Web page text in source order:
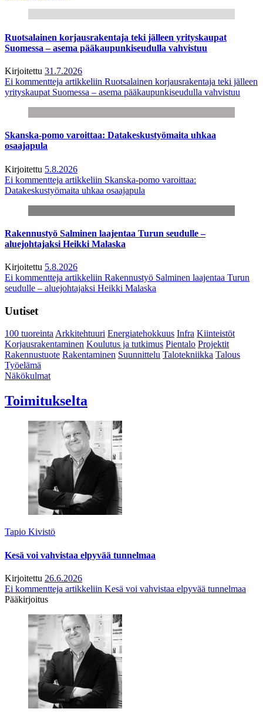
Ruotsalainen korjausrakentaja teki jälleen yrityskaupat
Suomessa – asema pääkaupunkiseudulla vahvistuu
Kirjoitettu 31.7.2026
Ei kommentteja artikkeliin Ruotsalainen korjausrakentaja teki jälleen
yrityskaupat Suomessa – asema pääkaupunkiseudulla vahvistuu
Skanska-pomo varoittaa: Datakeskustyömaita uhkaa
osaajapula
Kirjoitettu 5.8.2026
Ei kommentteja artikkeliin Skanska-pomo varoittaa:
Datakeskustyömaita uhkaa osaajapula
Rakennustyö Salminen laajentaa Turun seudulle –
aluejohtajaksi Heikki Malaska
Kirjoitettu 5.8.2026
Ei kommentteja artikkeliin Rakennustyö Salminen laajentaa Turun
seudulle – aluejohtajaksi Heikki Malaska
Uutiset
100 tuoreintaArkkitehtuuri Energiatehokkuus Infra Kiinteistöt
Korjausrakentaminen Koulutus ja tutkimus Pientalo Projektit
Rakennustuote Rakentaminen Suunnittelu Talotekniikka Talous
Työelämä
Näkökulmat
Toimitukselta
Tapio Kivistö
Kesä voi vahvistaa elpyvää tunnelmaa
Kirjoitettu 26.6.2026
Ei kommentteja artikkeliin Kesä voi vahvistaa elpyvää tunnelmaa
Pääkirjoitus